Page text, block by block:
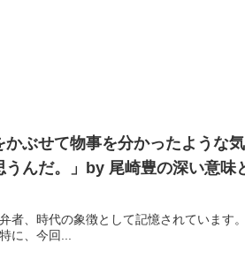
ぶせて物事を分かったような
んだ。」by 尾崎豊の深い意味
、時代の象徴として記憶されています。
に、今回...